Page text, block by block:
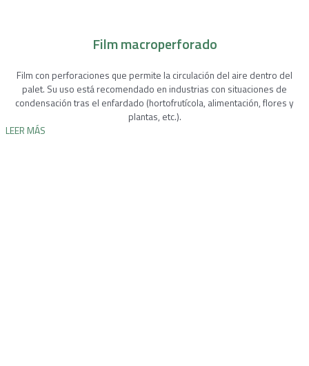
Film macroperforado
Film con perforaciones que permite la circulación del aire dentro del
palet. Su uso está recomendado en industrias con situaciones de
condensación tras el enfardado (hortofrutícola, alimentación, flores y
plantas, etc.).
LEER MÁS